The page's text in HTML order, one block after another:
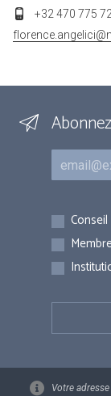
+32 470 775
Courriel
Inscriptions
Votre